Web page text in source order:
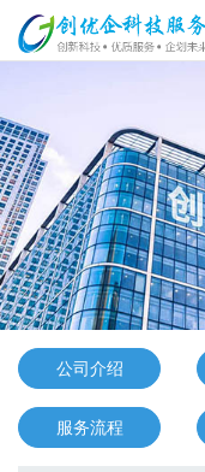
公司介绍
服务流程